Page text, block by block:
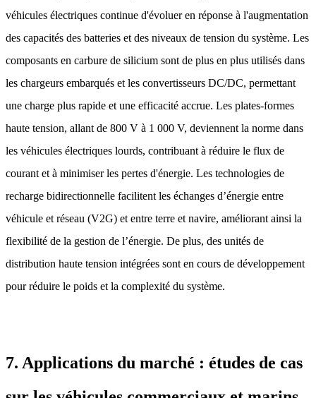
véhicules électriques continue d'évoluer en réponse à l'augmentation
des capacités des batteries et des niveaux de tension du système. Les
composants en carbure de silicium sont de plus en plus utilisés dans
les chargeurs embarqués et les convertisseurs DC/DC, permettant
une charge plus rapide et une efficacité accrue. Les plates-formes
haute tension, allant de 800 V à 1 000 V, deviennent la norme dans
les véhicules électriques lourds, contribuant à réduire le flux de
courant et à minimiser les pertes d'énergie. Les technologies de
recharge bidirectionnelle facilitent les échanges d’énergie entre
véhicule et réseau (V2G) et entre terre et navire, améliorant ainsi la
flexibilité de la gestion de l’énergie. De plus, des unités de
distribution haute tension intégrées sont en cours de développement
pour réduire le poids et la complexité du système.
7. Applications du marché : études de cas